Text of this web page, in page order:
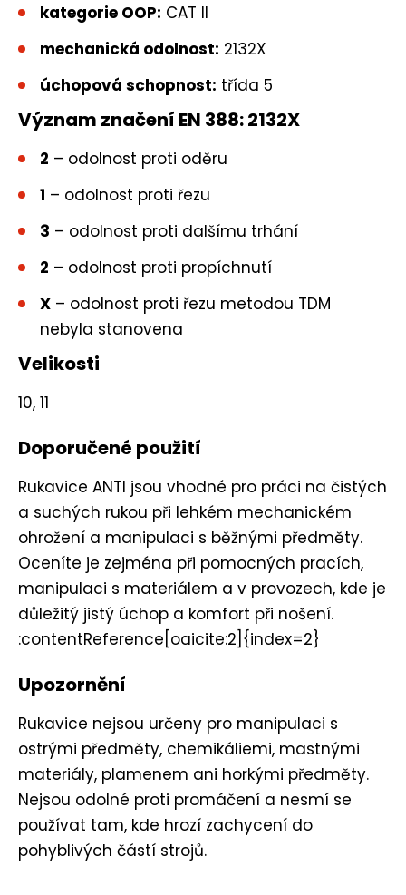
kategorie OOP: CAT II
mechanická odolnost: 2132X
úchopová schopnost: třída 5
Význam značení EN 388: 2132X
2 – odolnost proti oděru
1 – odolnost proti řezu
3 – odolnost proti dalšímu trhání
2 – odolnost proti propíchnutí
X– odolnost proti řezu metodou TDM
nebyla stanovena
Velikosti
10, 11
Doporučené použití
Rukavice ANTI jsou vhodné pro práci na čistých
a suchých rukou při lehkém mechanickém
ohrožení a manipulaci s běžnými předměty.
Oceníte je zejména při pomocných pracích,
manipulaci s materiálem a v provozech, kde je
důležitý jistý úchop a komfort při nošení.
:contentReference[oaicite:2]{index=2}
Upozornění
Rukavice nejsou určeny pro manipulaci s
ostrými předměty, chemikáliemi, mastnými
materiály, plamenem ani horkými předměty.
Nejsou odolné proti promáčení a nesmí se
používat tam, kde hrozí zachycení do
pohyblivých částí strojů.